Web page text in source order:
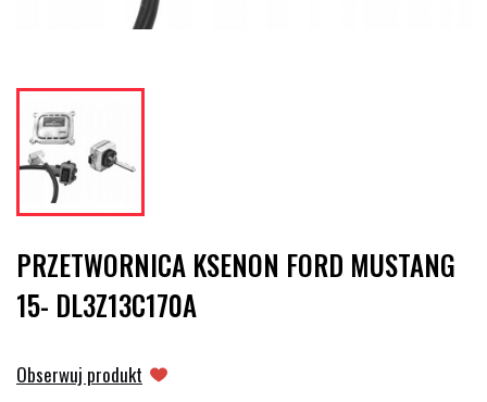
PRZETWORNICA KSENON FORD MUSTANG
15- DL3Z13C170A
Obserwuj produkt